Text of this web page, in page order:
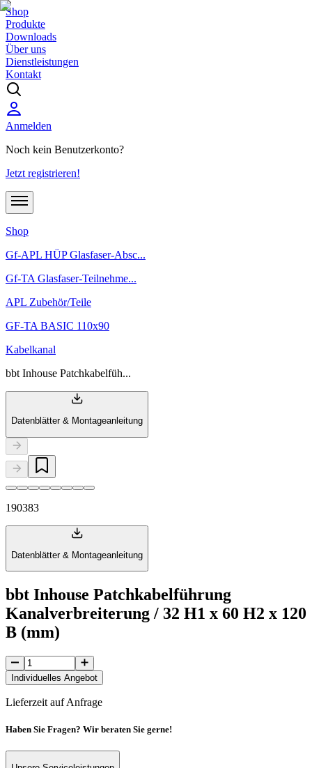
Shop
Produkte
Downloads
Über uns
Dienstleistungen
Kontakt
Anmelden
Noch kein Benutzerkonto?
Jetzt registrieren!
Shop
Gf-APL HÜP Glasfaser-Absc...
Gf-TA Glasfaser-Teilnehme...
APL Zubehör/Teile
GF-TA BASIC 110x90
Kabelkanal
bbt Inhouse Patchkabelfüh...
Datenblätter & Montageanleitung
190383
Datenblätter & Montageanleitung
bbt Inhouse Patchkabelführung
Kanalverbreiterung / 32 H1 x 60 H2 x 120
B (mm)
Individuelles Angebot
Lieferzeit auf Anfrage
Haben Sie Fragen? Wir beraten Sie gerne!